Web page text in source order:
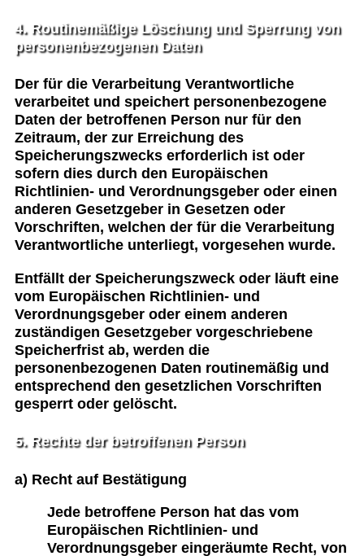
4. Routinemäßige Löschung und Sperrung von
personenbezogenen Daten
Der für die Verarbeitung Verantwortliche
verarbeitet und speichert personenbezogene
Daten der betroffenen Person nur für den
Zeitraum, der zur Erreichung des
Speicherungszwecks erforderlich ist oder
sofern dies durch den Europäischen
Richtlinien- und Verordnungsgeber oder einen
anderen Gesetzgeber in Gesetzen oder
Vorschriften, welchen der für die Verarbeitung
Verantwortliche unterliegt, vorgesehen wurde.
Entfällt der Speicherungszweck oder läuft eine
vom Europäischen Richtlinien- und
Verordnungsgeber oder einem anderen
zuständigen Gesetzgeber vorgeschriebene
Speicherfrist ab, werden die
personenbezogenen Daten routinemäßig und
entsprechend den gesetzlichen Vorschriften
gesperrt oder gelöscht.
5. Rechte der betroffenen Person
a) Recht auf Bestätigung
Jede betroffene Person hat das vom
Europäischen Richtlinien- und
Verordnungsgeber eingeräumte Recht, von